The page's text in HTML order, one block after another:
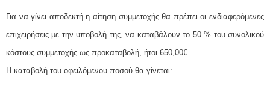
Για να γίνει αποδεκτή η αίτηση συμμετοχής θα πρέπει οι ενδιαφερόμενες
επιχειρήσεις με την υποβολή της, να καταβάλουν το 50 % του συνολικού
κόστους συμμετοχής ως προκαταβολή, ήτοι 650,00€.
Η καταβολή του οφειλόμενου ποσού θα γίνεται: